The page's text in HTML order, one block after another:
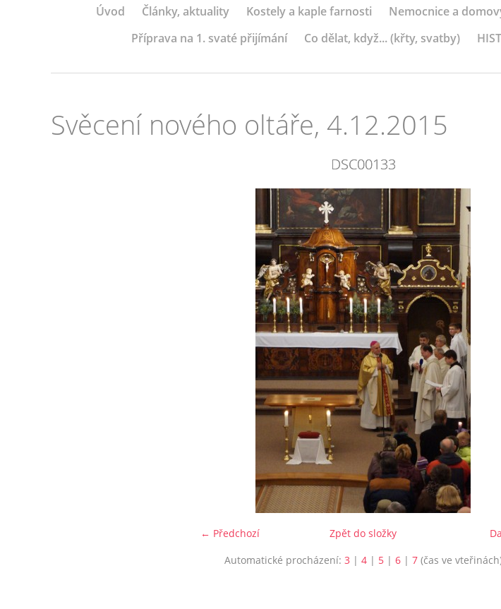
Úvod Články, aktuality Kostely a kaple farnosti Nemocnice a
Příprava na 1. svaté přijímání
Co dělat, když... (křty, svatby)
Svěcení nového oltáře, 4.12.2015
DSC00133
← Předchozí
Zpět do složky
Automatické procházení: 3 | 4| 5| 6| 7(čas ve